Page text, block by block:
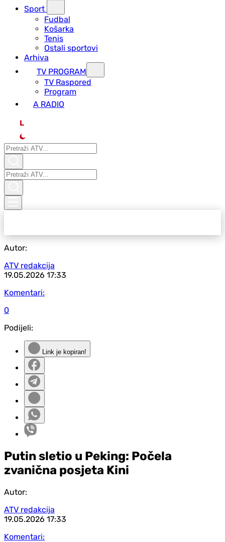
Sport
Fudbal
Košarka
Tenis
Ostali sportovi
Arhiva
TV PROGRAM
ТV Raspored
Program
A RADIO
L
Autor:
ATV redakcija
19.05.2026 17:33
Komentari:
0
Podijeli:
Link je kopiran!
Putin sletio u Peking: Počela
zvanična posjeta Kini
Autor:
ATV redakcija
19.05.2026 17:33
Komentari: